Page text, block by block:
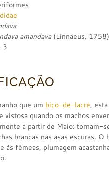
amandava(Linnaeus, 1758)
3
que um bico-de-lacre,
vistosa quando os machos
a partir de Maio: tornam-
brancas nas asas escuras.
às fêmeas, plumagem